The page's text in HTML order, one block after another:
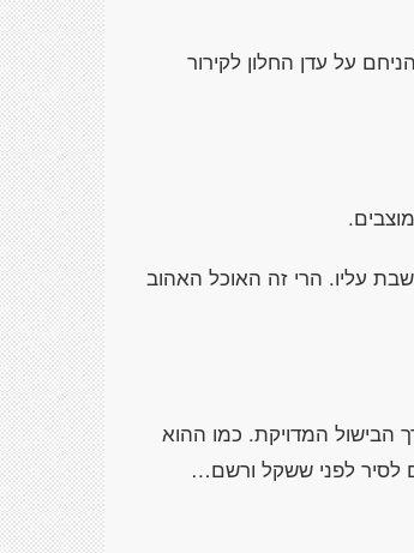
על עדן החלון לקירור
עליו. הרי זה האוכל האהוב
הבישול המדויקת. כמו ההוא
לסיר לפני ששקל ורשם…